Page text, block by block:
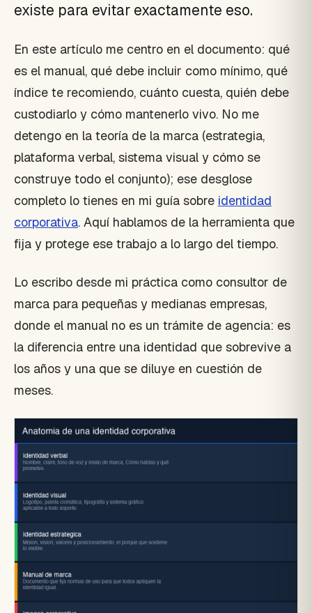
existe para evitar exactamente eso.
En este artículo me centro en el documento: qué
es el manual, qué debe incluir como mínimo, qué
índice te recomiendo, cuánto cuesta, quién debe
custodiarlo y cómo mantenerlo vivo. No me
detengo en la teoría de la marca (estrategia,
plataforma verbal, sistema visual y cómo se
construye todo el conjunto); ese desglose
completo lo tienes en mi guía sobre identidad
corporativa. Aquí hablamos de la herramienta que
fija y protege ese trabajo a lo largo del tiempo.
Lo escribo desde mi práctica como consultor de
marca para pequeñas y medianas empresas,
donde el manual no es un trámite de agencia: es
la diferencia entre una identidad que sobrevive a
los años y una que se diluye en cuestión de
meses.